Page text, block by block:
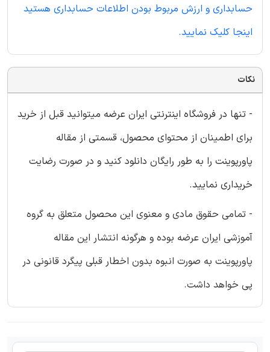
حسابداری و ارزش مربوط بودن اطلاعات حسابداری هستید
اینجا کلیک نمایید.
نکات
- تنها در فروشگاه اینترنتی ایران عرضه میتوانید قبل از خرید
برای اطمینان از محتوای محصول، قسمتی از مقاله
پاورپوینت را به طور رایگان دانلود کنید و در صورت رضایت
خریداری نمایید.
- تمامی حقوق مادی و معنوی این محصول متعلق به گروه
آموزشی ایران عرضه بوده و هرگونه انتشار این مقاله
پاورپوینت به صورت انبوه بدون اخطار قبلی پیگرد قانونی در
پی خواهد داشت.